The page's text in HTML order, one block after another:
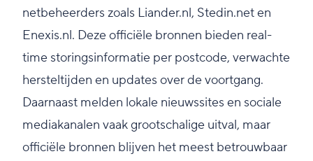
netbeheerders zoals Liander.nl, Stedin.net en
Enexis.nl. Deze officiële bronnen bieden real-
time storingsinformatie per postcode, verwachte
hersteltijden en updates over de voortgang.
Daarnaast melden lokale nieuwssites en sociale
mediakanalen vaak grootschalige uitval, maar
officiële bronnen blijven het meest betrouwbaar